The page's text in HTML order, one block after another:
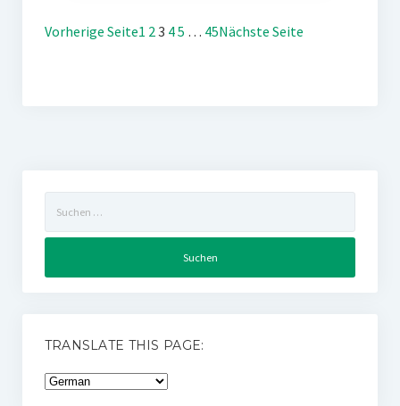
Vorherige Seite1 23 45 … 45Nächste Seite
nach:
TRANSLATE THIS PAGE: